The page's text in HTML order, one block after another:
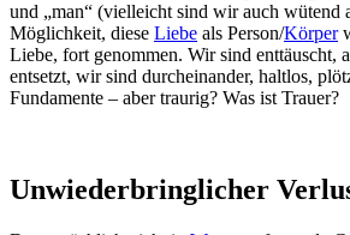
und „man“ (vielleicht sind wir auch wütend
Möglichkeit, diese Liebe als Person/Körper
Liebe, fort genommen. Wir sind enttäuscht,
entsetzt, wir sind durcheinander, haltlos,
Fundamente – aber traurig? Was ist Trauer?
Unwiederbringlicher